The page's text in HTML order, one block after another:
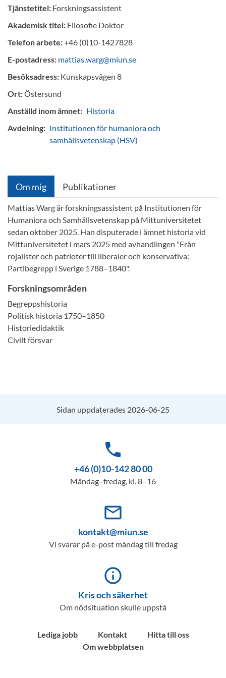
Tjänstetitel: Forskningsassistent
Akademisk titel: Filosofie Doktor
Telefon arbete:+46 (0)10-1427828
E-postadress: mattias.warg@miun.se
Besöksadress: Kunskapsvägen 8
Ort:Östersund
Anställd inom ämnet: Historia
Avdelning: Institutionen för humaniora och
samhällsvetenskap (HSV)
Om mig Publikationer
Mattias Warg är forskningsassistent på Institutionen för
Humaniora och Samhällsvetenskap på Mittuniversitetet
sedan oktober 2025. Han disputerade i ämnet historia vid
Mittuniversitetet i mars 2025 med avhandlingen "Från
rojalister och patrioter till liberaler och konservativa:
Partibegrepp i Sverige 1788–1840".
Forskningsområden
Begreppshistoria
Politisk historia 1750–1850
Historiedidaktik
Civilt försvar
Sidan uppdaterades 2026-06-25
phone
+46 (0)10-142 80 00
Måndag–fredag, kl. 8–16
mail_outline
kontakt@miun.se
Vi svarar på e-post måndag till fredag
info_outline
Kris och säkerhet
Om nödsituation skulle uppstå
Lediga jobb Kontakt
Hitta till oss
Om webbplatsen